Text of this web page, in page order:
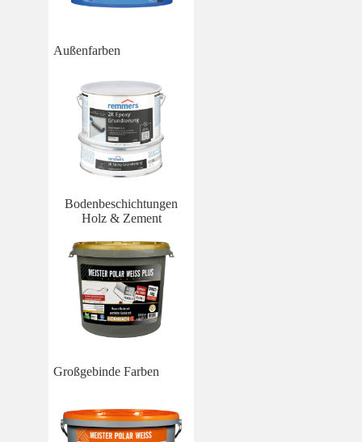
Außenfarben
Bodenbeschichtungen
Holz & Zement
Großgebinde Farben